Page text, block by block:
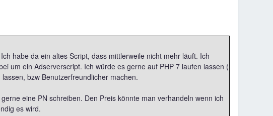
habe da ein altes Script, dass mittlerweile nicht mehr läuft. Ich
um ein Adserverscript. Ich würde es gerne auf PHP 7 laufen lassen (
bzw Benutzerfreundlicher machen.
eine PN schreiben. Den Preis könnte man verhandeln wenn ich
es wird.